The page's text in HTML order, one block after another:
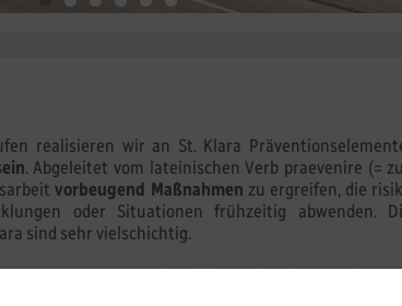
realisieren wir an St. Klara
. Abgeleitet vom lateinischen Verb praevenire (=
vorbeugend Maßnahmen zu ergreifen, die
oder Situationen frühzeitig abwenden.
sind sehr vielschichtig.